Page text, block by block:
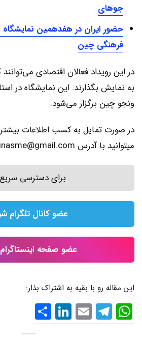
جوهای
حضور ایران در هفدهمین نمایشگاه
فرهنگی چین
در این رویداد فعالان اقتصادی
به نمايش بگذارند. این نمایشگاه در
ونجو چین برگزار می‌شود.
در صورت تمایل به کسب اطلاعات
میتوانید با آدرس
برای دسترسی
عضو کانال تلگرام
عضو صفحه
این مقاله رو با بقیه به اشتراک بذار:
WhatsApp
Telegram
Email
LinkedIn
گذاری